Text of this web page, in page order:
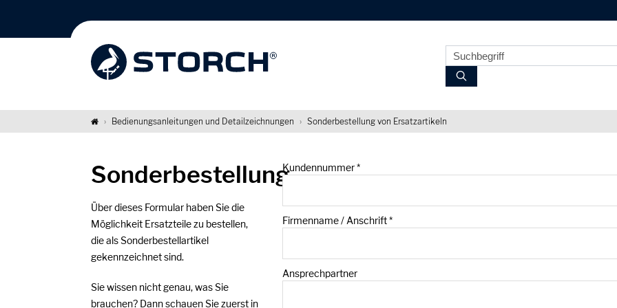
Bedienungsanleitungen und Detailzeichnungen Sonderbestellung von Ersatzartikeln
Sonderbestellung
Über dieses Formular haben Sie die
Möglichkeit Ersatzteile zu bestellen,
die als Sonderbestellartikel
gekennzeichnet sind.
Sie wissen nicht genau, was Sie
brauchen? Dann schauen Sie zuerst in
Kundennummer*
Firmenname / Anschrift*
Ansprechpartner